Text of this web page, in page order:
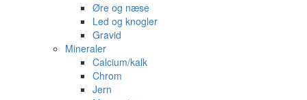
Øre og næse
Led og knogler
Gravid
Mineraler
Calcium/kalk
Chrom
Jern